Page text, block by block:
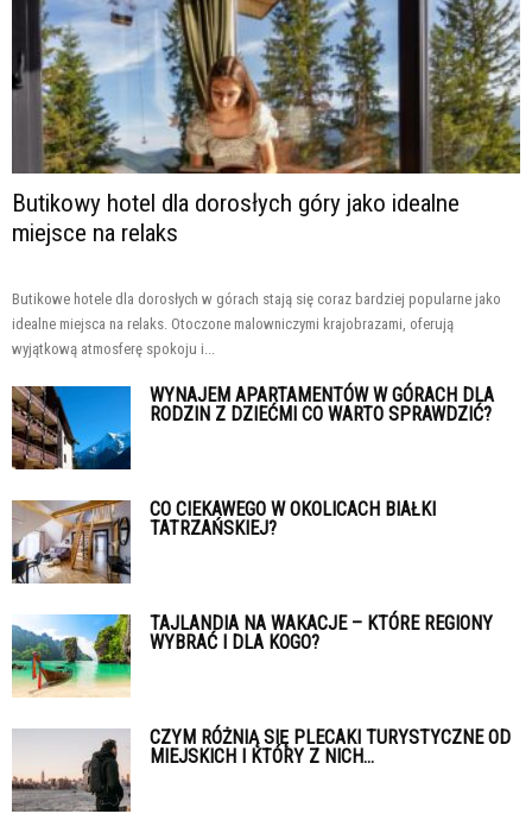
Butikowy hotel dla dorosłych góry jako idealne
miejsce na relaks
Butikowe hotele dla dorosłych w górach stają się coraz bardziej popularne jako
idealne miejsca na relaks. Otoczone malowniczymi krajobrazami, oferują
wyjątkową atmosferę spokoju i...
WYNAJEM APARTAMENTÓW W GÓRACH DLA
RODZIN Z DZIEĆMI CO WARTO SPRAWDZIĆ?
CO CIEKAWEGO W OKOLICACH BIAŁKI
TATRZAŃSKIEJ?
TAJLANDIA NA WAKACJE – KTÓRE REGIONY
WYBRAĆ I DLA KOGO?
CZYM RÓŻNIĄ SIĘ PLECAKI TURYSTYCZNE OD
MIEJSKICH I KTÓRY Z NICH...